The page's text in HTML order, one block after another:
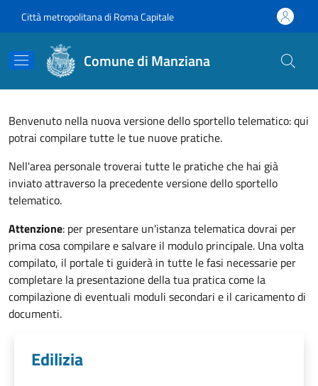
Città metropolitana di Roma Capitale
Comune di Manziana
Benvenuto nella nuova versione dello sportello telematico: qui
potrai compilare tutte le tue nuove pratiche.
Nell'area personale troverai tutte le pratiche che hai già
inviato attraverso la precedente versione dello sportello
telematico.
Attenzione: per presentare un'istanza telematica dovrai per
prima cosa compilare e salvare il modulo principale. Una volta
compilato, il portale ti guiderà in tutte le fasi necessarie per
completare la presentazione della tua pratica come la
compilazione di eventuali moduli secondari e il caricamento di
documenti.
Edilizia